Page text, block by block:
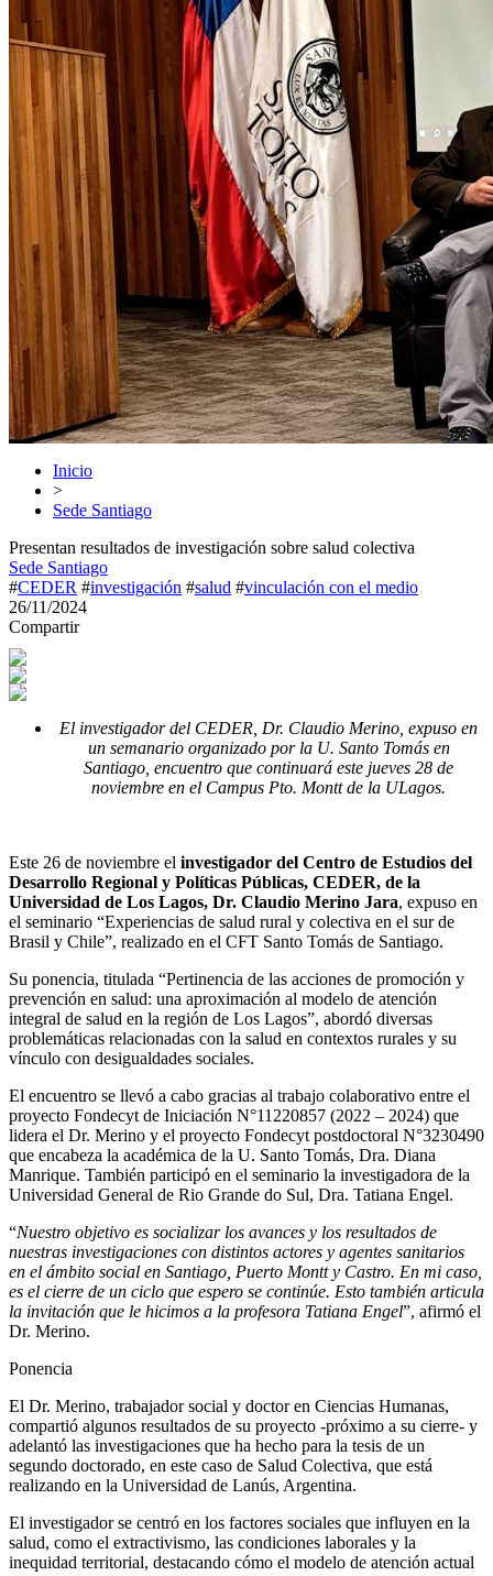
Inicio
>
Sede Santiago
Presentan resultados de investigación sobre salud colectiva
Sede Santiago
#CEDER #investigación #salud #vinculación con el medio
26/11/2024
Compartir
El investigador del CEDER, Dr. Claudio Merino, expuso en
un semanario organizado por la U. Santo Tomás en
Santiago, encuentro que continuará este jueves 28 de
noviembre en el Campus Pto. Montt de la ULagos.
Este 26 de noviembre el investigador del Centro de Estudios del
Desarrollo Regional y Políticas Públicas, CEDER, de la
Universidad de Los Lagos, Dr. Claudio Merino Jara, expuso en
el seminario “Experiencias de salud rural y colectiva en el sur de
Brasil y Chile”, realizado en el CFT Santo Tomás de Santiago.
Su ponencia, titulada “Pertinencia de las acciones de promoción y
prevención en salud: una aproximación al modelo de atención
integral de salud en la región de Los Lagos”, abordó diversas
problemáticas relacionadas con la salud en contextos rurales y su
vínculo con desigualdades sociales.
El encuentro se llevó a cabo gracias al trabajo colaborativo entre el
proyecto Fondecyt de Iniciación N°11220857 (2022 – 2024) que
lidera el Dr. Merino y el proyecto Fondecyt postdoctoral N°3230490
que encabeza la académica de la U. Santo Tomás, Dra. Diana
Manrique. También participó en el seminario la investigadora de la
Universidad General de Rio Grande do Sul, Dra. Tatiana Engel.
“Nuestro objetivo es socializar los avances y los resultados de
nuestras investigaciones con distintos actores y agentes sanitarios
en el ámbito social en Santiago, Puerto Montt y Castro. En mi caso,
es el cierre de un ciclo que espero se continúe. Esto también articula
la invitación que le hicimos a la profesora Tatiana Engel”, afirmó el
Dr. Merino.
Ponencia
El Dr. Merino, trabajador social y doctor en Ciencias Humanas,
compartió algunos resultados de su proyecto -próximo a su cierre- y
adelantó las investigaciones que ha hecho para la tesis de un
segundo doctorado, en este caso de Salud Colectiva, que está
realizando en la Universidad de Lanús, Argentina.
El investigador se centró en los factores sociales que influyen en la
salud, como el extractivismo, las condiciones laborales y la
inequidad territorial, destacando cómo el modelo de atención actual